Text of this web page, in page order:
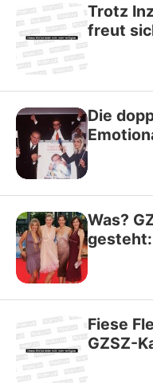
Trotz
freut
Die
Was?
Fiese
GZSZ-